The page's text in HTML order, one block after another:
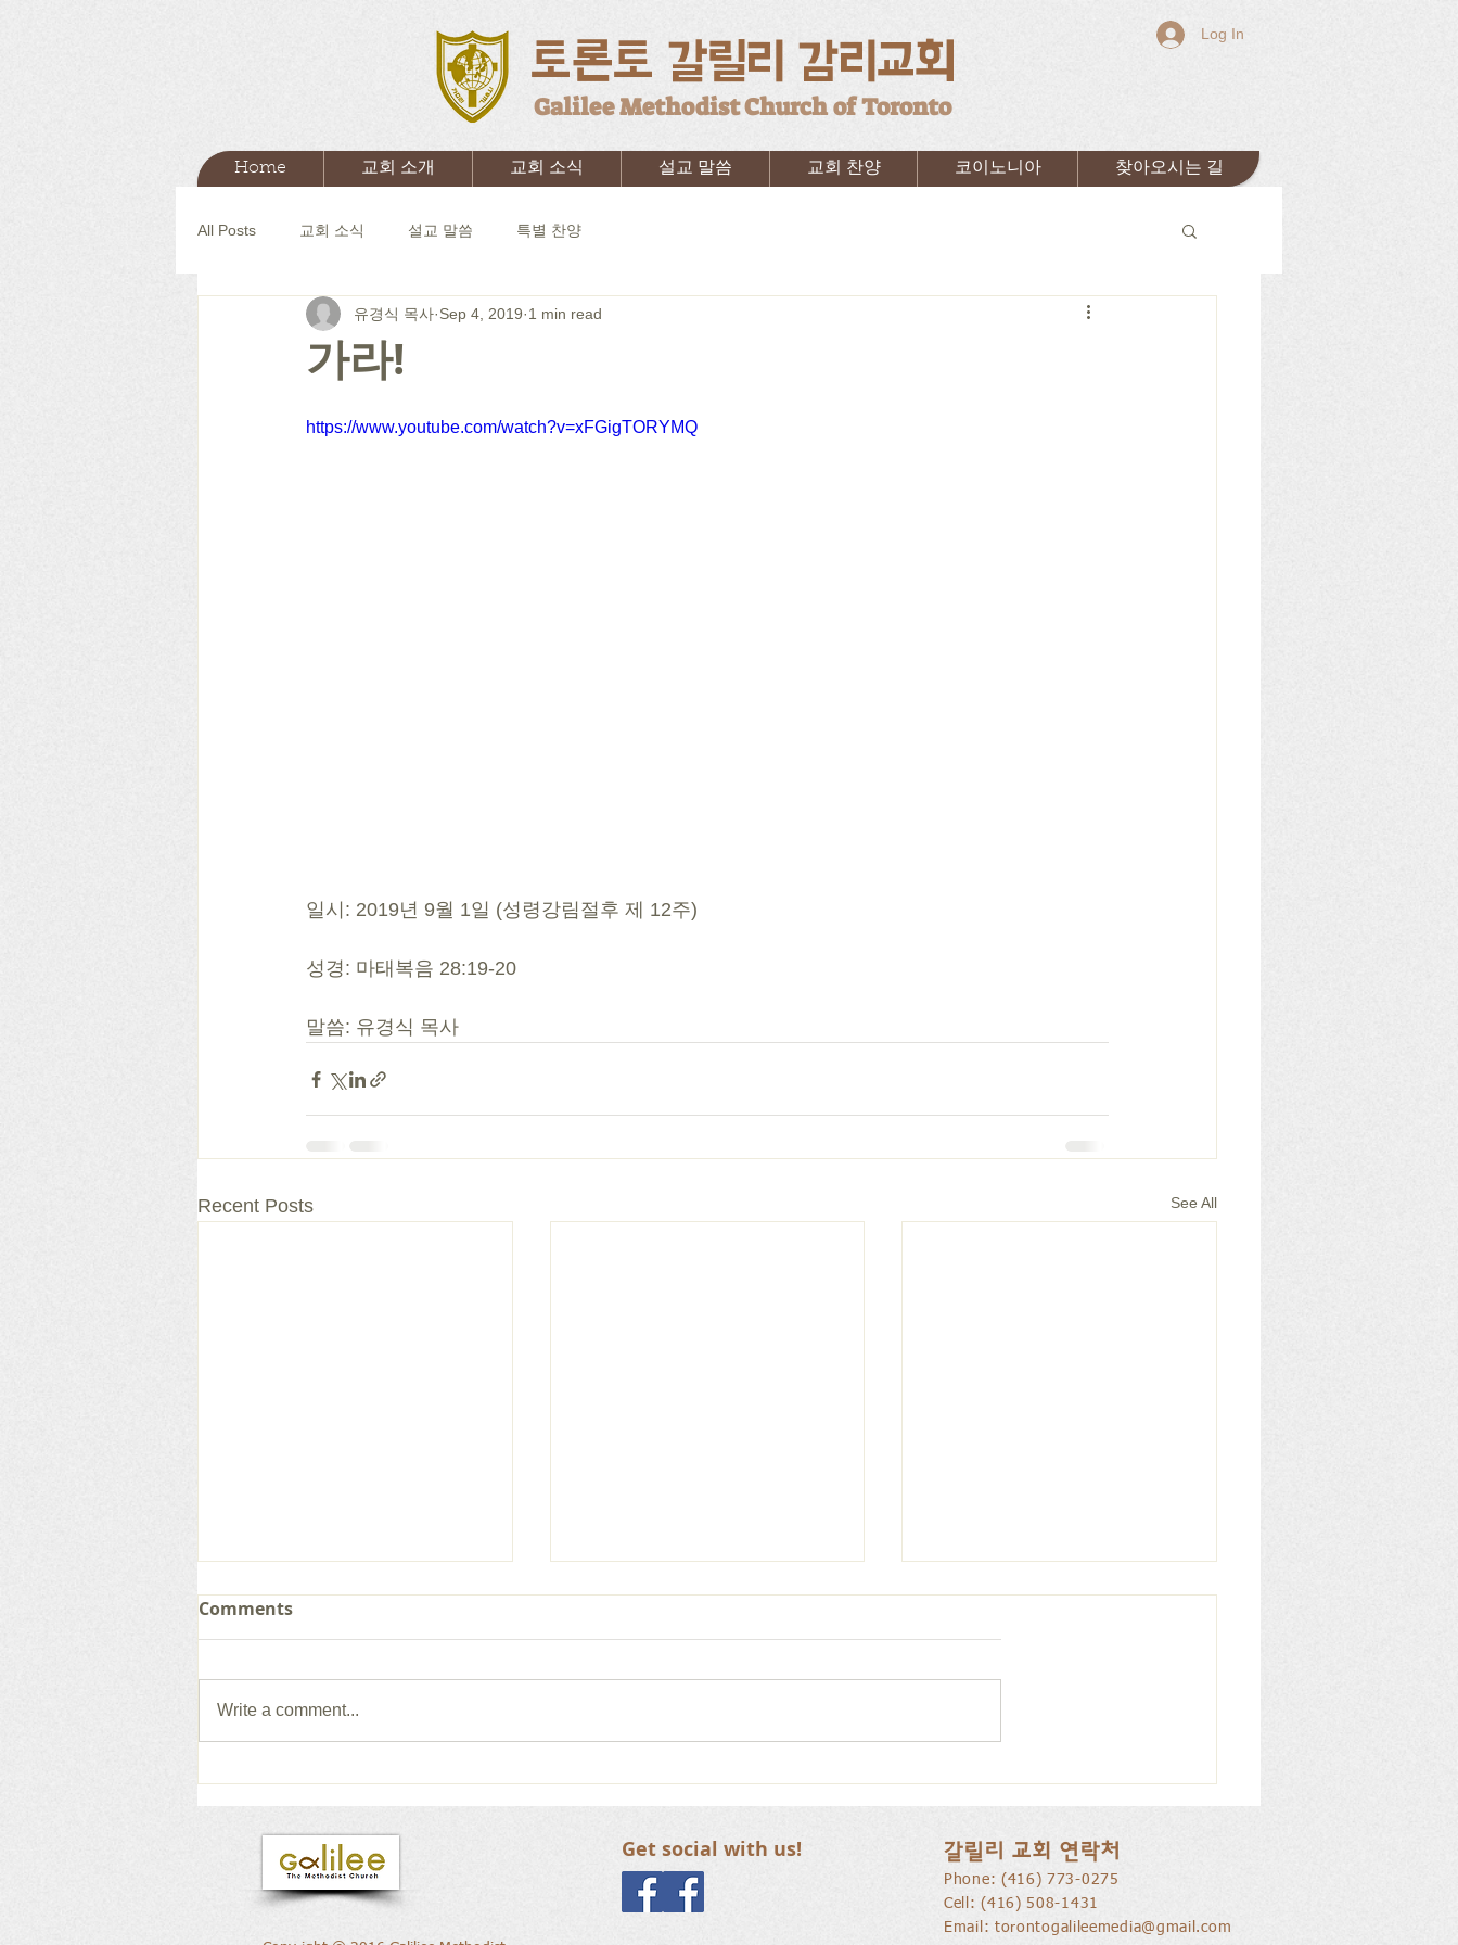
토론토 갈릴리 감리교회
Galilee Methodist Church of Toronto
Log In
Home 교회 소개 교회 소식 설교 말씀 교회 찬양 코이노니아 찾아오시는 길
All Posts 교회 소식 설교 말씀 특별 찬양
가라!
유경식 목사 Sep 4, 2019 1 min read
https://www.youtube.com/watch?v=xFGigTORYMQ
일시: 2019년 9월 1일 (성령강림절후 제 12주)
성경: 마태복음 28:19-20
말씀: 유경식 목사
Recent Posts See All
갈릴리 교회, 그레이스 찬양
단, 2026.08.02
갈릴리 교회, 장로님 특별찬
양, 2026.07.26
갈릴리 교회, 피아노 특별찬
양, 2026.07.12
Comments
Write a comment...
Get social with us! 갈릴리 교회 연락처
Phone: ​(416) 773-0275
Cell: (416) 508-1431
Email: torontogalileemedia@gmail.com